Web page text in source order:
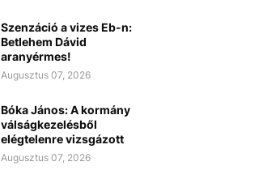
Szenzáció a vizes Eb-n:
Betlehem Dávid
aranyérmes!
Augusztus 07, 2026
Bóka János: A kormány
válságkezelésből
elégtelenre vizsgázott
Augusztus 07, 2026